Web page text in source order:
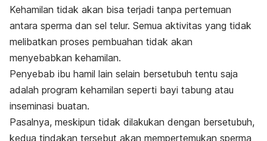
Kehamilan tidak akan bisa terjadi tanpa pertemuan
antara sperma dan sel telur. Semua aktivitas yang tidak
melibatkan proses pembuahan tidak akan
menyebabkan kehamilan.
Penyebab ibu hamil lain selain bersetubuh tentu saja
adalah program kehamilan seperti bayi tabung atau
inseminasi buatan.
Pasalnya, meskipun tidak dilakukan dengan bersetubuh,
kedua tindakan tersebut akan mempertemukan sperma